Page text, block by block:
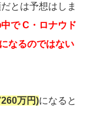
とは予想はしま
で C・ロナウド
なるのではない
万円)になると